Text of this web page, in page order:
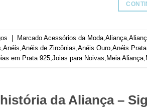
Marcado Acessórios da Moda,Aliança,
,Anéis,Anéis de Zircônias,Anéis Ouro,Anéis
em Prata 925,Joias para Noivas, Meia Aliança,
da Aliança –